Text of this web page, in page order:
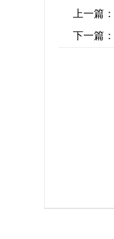
上一篇：
下一篇：